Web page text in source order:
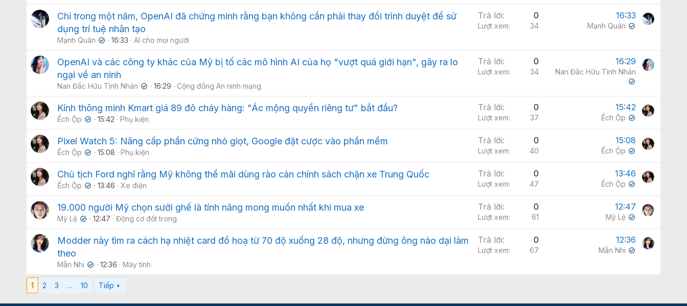
Chỉ trong một năm, OpenAI đã chứng minh rằng bạn không cần phải thay đổi trình duyệt để sử
dụng trí tuệ nhân tạo
Mạnh Quân ✔ 16:33 AI cho mọi người
Trả lời 0
Lượt xem 34
16:33
Mạnh Quân ✔
OpenAI và các công ty khác của Mỹ bị tố các mô hình AI của họ "vượt quá giới hạn", gây ra lo
ngại về an ninh
Nan Đắc Hữu Tình Nhân ✔ 16:29 Cộng đồng An ninh mạng
Trả lời 0
Lượt xem 34
16:29
Nan Đắc Hữu Tình Nhân
✔
Kính thông minh Kmart giá 89 đô cháy hàng: "Ác mộng quyền riêng tư" bắt đầu?
Ếch Ộp ✔ 15:42 Phụ kiện
Trả lời 0
Lượt xem 37
15:42
Ếch Ộp ✔
Pixel Watch 5: Nâng cấp phần cứng nhỏ giọt, Google đặt cược vào phần mềm
Ếch Ộp ✔ 15:08 Phụ kiện
Trả lời 0
Lượt xem 40
15:08
Ếch Ộp ✔
Chủ tịch Ford nghĩ rằng Mỹ không thể mãi dùng rào cản chính sách chặn xe Trung Quốc
Ếch Ộp ✔ 13:46 Xe điện
Trả lời 0
Lượt xem 47
13:46
Ếch Ộp ✔
19.000 người Mỹ chọn sưởi ghế là tính năng mong muốn nhất khi mua xe
Mỹ Lệ ✔ 12:47 Động cơ đốt trong
Trả lời 0
Lượt xem 61
12:47
Mỹ Lệ ✔
Modder này tìm ra cách hạ nhiệt card đồ hoạ từ 70 độ xuống 28 độ, nhưng đừng ông nào dại làm
theo
Mẫn Nhi ✔ 12:36 Máy tính
Trả lời 0
Lượt xem 67
12:36
Mẫn Nhi ✔
1 2 3 … 10 Tiếp